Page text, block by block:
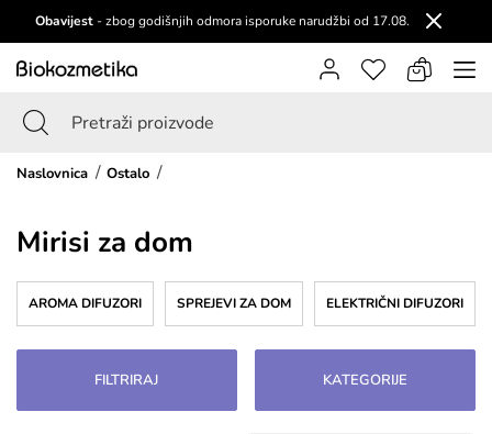
Obavijest - zbog godišnjih odmora isporuke narudžbi od 17.08.
Naslovnica Ostalo
Mirisi za dom
AROMA DIFUZORI SPREJEVI ZA DOM ELEKTRIČNI DIFUZORI
FILTRIRAJ KATEGORIJE